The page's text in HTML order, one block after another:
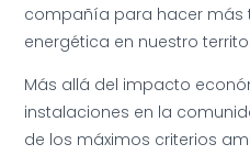
compañía para hacer más
energética en nuestro
Más allá del impacto
instalaciones en la
de los máximos criterios